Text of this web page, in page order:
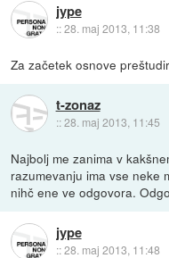
jype
::28. maj 2013, 11:38
Za začetek osnove
t-zonaz
::28. maj 2013, 11:45
Najbolj me zanima v
razumevanju ima vse neke
nihč ene ve odgovora.
jype
::28. maj 2013, 11:48